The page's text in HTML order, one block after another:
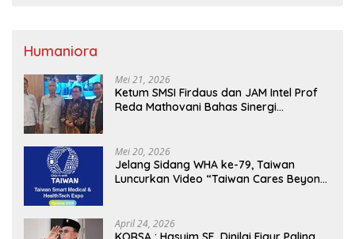
Humaniora
Mei 21, 2026
Ketum SMSI Firdaus dan JAM Intel Prof
Reda Mathovani Bahas Sinergi
MBG, Perkuat Pengawasan Program
Pemerintah
Mei 20, 2026
Jelang Sidang WHA ke-79, Taiwan
Luncurkan Video “Taiwan Cares Beyond
April 24, 2026